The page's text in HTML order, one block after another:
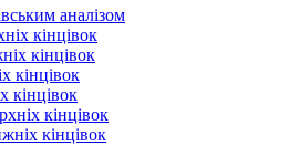
аналізом
кінцівок
кінцівок
кінцівок
кінцівок
кінцівок
кінцівок